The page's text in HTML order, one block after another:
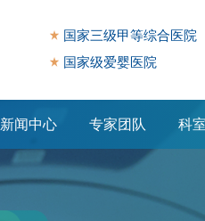
国家三级甲等综合医院
国家级爱婴医院
新闻中心 专家团队 科